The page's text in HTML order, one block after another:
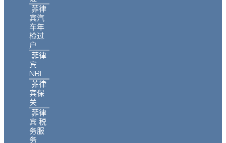
菲律
宾汽
车年
检过
户
菲律
宾
NBI
菲律
宾保
关
菲律
宾 税
务服
务